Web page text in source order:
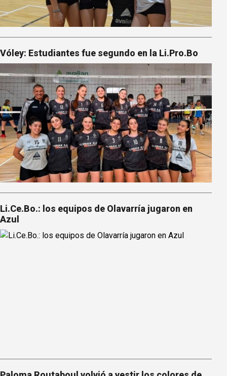
Vóley: Estudiantes fue segundo en la Li.Pro.Bo
Li.Ce.Bo.: los equipos de Olavarría jugaron en
Azul